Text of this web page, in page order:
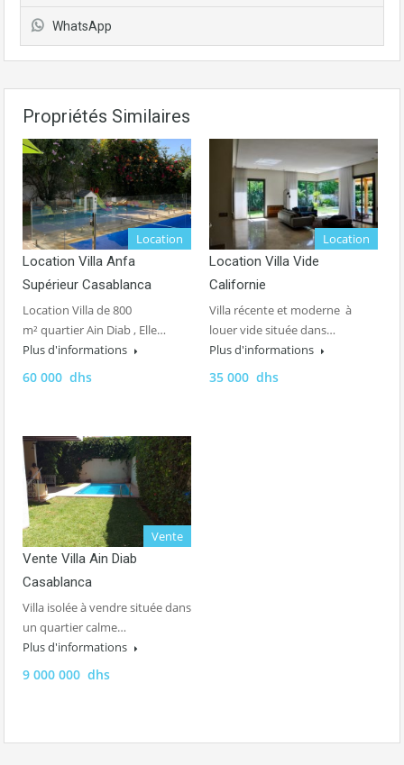
WhatsApp
Propriétés Similaires
Location
Location Villa Anfa
Supérieur Casablanca
Location Villa de 800
m² quartier Ain Diab , Elle…
Plus d'informations
60 000 dhs
Location
Location Villa Vide
Californie
Villa récente et moderne à
louer vide située dans…
Plus d'informations
35 000 dhs
Vente
Vente Villa Ain Diab
Casablanca
Villa isolée à vendre située dans
un quartier calme…
Plus d'informations
9 000 000 dhs